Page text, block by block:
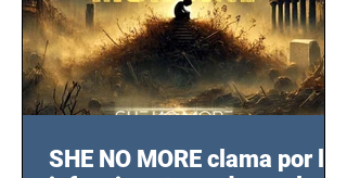
SHE NO MORE clama por las